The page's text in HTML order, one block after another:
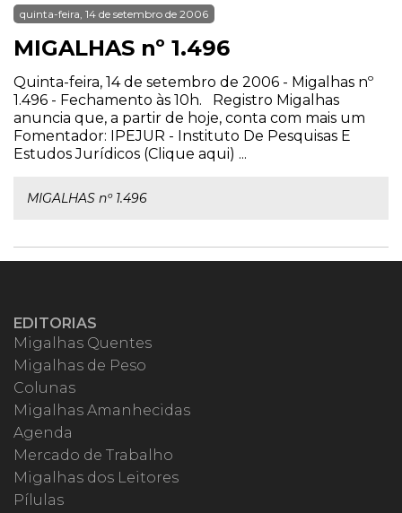
quinta-feira, 14 de setembro de 2006
MIGALHAS nº 1.496
Quinta-feira, 14 de setembro de 2006 - Migalhas nº
1.496 - Fechamento às 10h. Registro Migalhas
anuncia que, a partir de hoje, conta com mais um
Fomentador: IPEJUR - Instituto De Pesquisas E
Estudos Jurídicos (Clique aqui) ...
MIGALHAS nº 1.496
EDITORIAS
Migalhas Quentes
Migalhas de Peso
Colunas
Migalhas Amanhecidas
Agenda
Mercado de Trabalho
Migalhas dos Leitores
Pílulas